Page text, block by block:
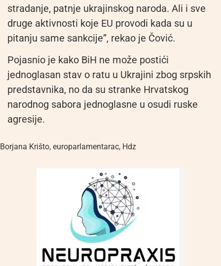
stradanje, patnje ukrajinskog naroda. Ali i sve
druge aktivnosti koje EU provodi kada su u
pitanju same sankcije”, rekao je Čović.
Pojasnio je kako BiH ne može postići
jednoglasan stav o ratu u Ukrajini zbog srpskih
predstavnika, no da su stranke Hrvatskog
narodnog sabora jednoglasne u osudi ruske
agresije.
Borjana Krišto, europarlamentarac, Hdz